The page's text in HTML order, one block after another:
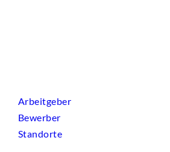
Arbeitgeber
Bewerber
Standorte